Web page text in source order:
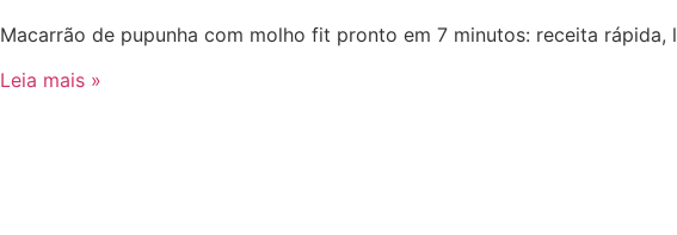
Macarrão de pupunha com molho fit pronto em 7 minutos: receita
Leia mais »